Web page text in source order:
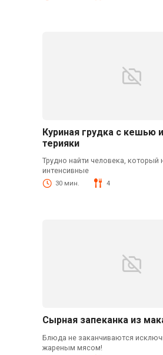
Куриная грудка с кешью
терияки
Трудно найти человека, который
интенсивные
30 мин. 4
Сырная запеканка из
Блюда не заканчиваются
жареным мясом!